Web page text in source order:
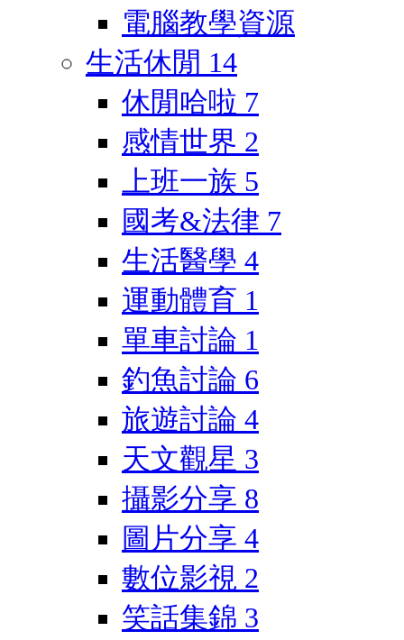
電腦教學資源
生活休閒 14
休閒哈啦 7
感情世界 2
上班一族 5
國考&法律 7
生活醫學 4
運動體育 1
單車討論 1
釣魚討論 6
旅遊討論 4
天文觀星 3
攝影分享 8
圖片分享 4
數位影視 2
笑話集錦 3